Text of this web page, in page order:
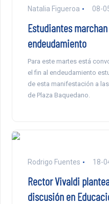
Natalia Figueroa 08-
Estudiantes
endeudamiento
Para este martes está
el fin al endeudamiento
de esta manifestación a
de Plaza Baquedano.
Rodrigo Fuentes 18-
Rector Vivaldi
discusión en